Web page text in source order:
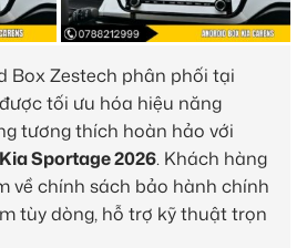
Box Zestech phân phối tại
tối ưu hóa hiệu năng
tương thích hoàn hảo với
Kia Sportage 2026. Khách hàng
về chính sách bảo hành chính
tùy dòng, hỗ trợ kỹ thuật trọn